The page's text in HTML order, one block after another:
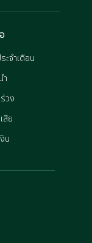
ะจำเดือน
ำ
วง
สีย
น